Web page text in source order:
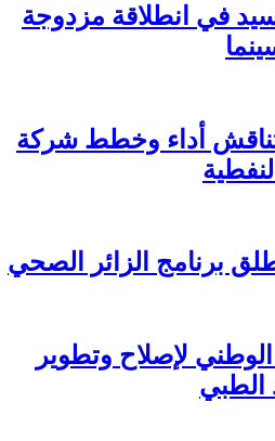
في انطلاقة مزدوجة
تناقش أداء وخطط شركة
برنامج الزائر الصحي
لإصلاح وتطوير